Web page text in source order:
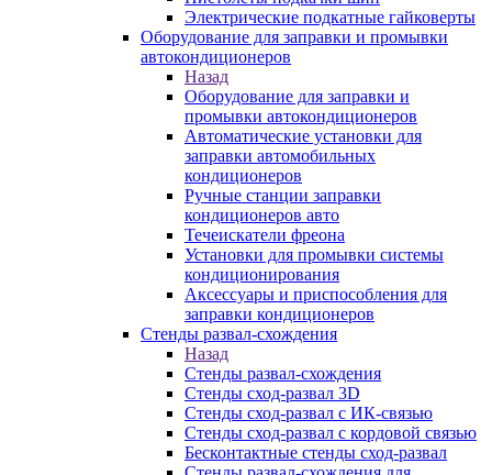
Электрические подкатные гайковерты
Оборудование для заправки и промывки
автокондиционеров
Назад
Оборудование для заправки и
промывки автокондиционеров
Автоматические установки для
заправки автомобильных
кондиционеров
Ручные станции заправки
кондиционеров авто
Течеискатели фреона
Установки для промывки системы
кондиционирования
Аксессуары и приспособления для
заправки кондиционеров
Стенды развал-схождения
Назад
Стенды развал-схождения
Стенды сход-развал 3D
Стенды сход-развал с ИК-связью
Стенды сход-развал с кордовой связью
Бесконтактные стенды сход-развал